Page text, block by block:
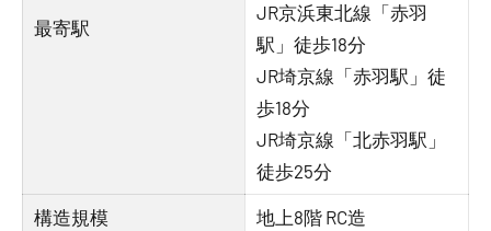
最寄駅
JR京浜東北線「赤羽
駅」徒歩18分
JR埼京線「赤羽駅」徒
歩18分
JR埼京線「北赤羽駅」
徒歩25分
構造規模 地上8階 RC造